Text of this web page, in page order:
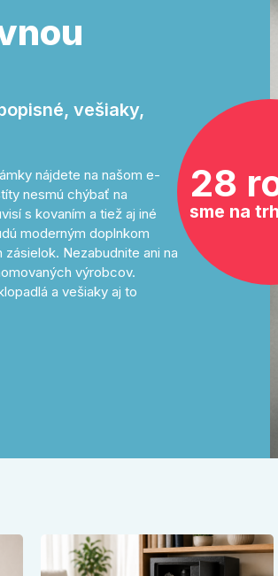
vešiaky,
nájdete na našom e-
nesmú chýbať na
s kovaním a tiež aj iné
moderným doplnkom
Nezabudnite ani na
výrobcov.
a vešiaky aj to
28
sme na